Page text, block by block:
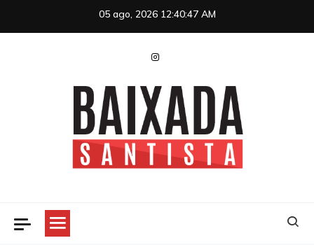
05 ago, 2026 12:40:47 AM